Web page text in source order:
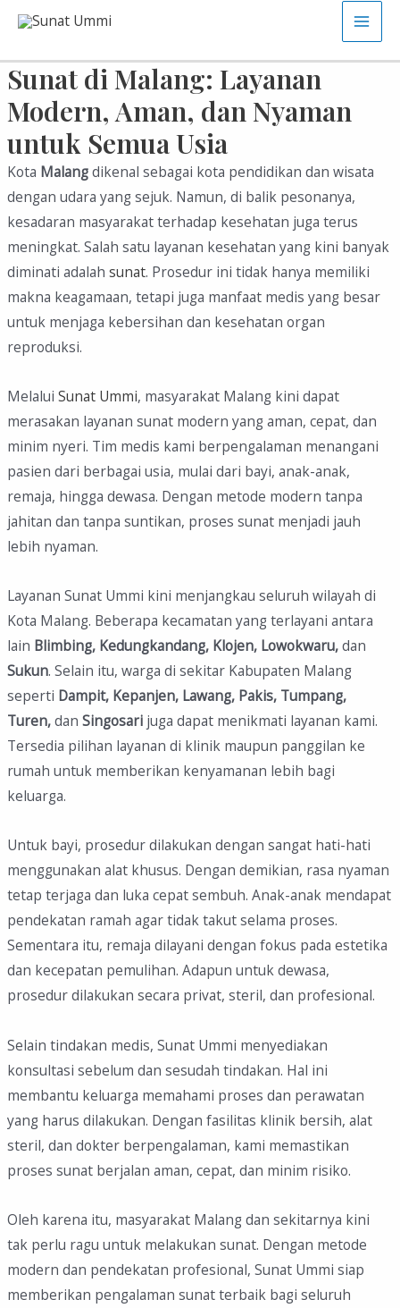
Skip
content
Main
Sunat di Malang: Layanan
Modern, Aman, dan Nyaman
untuk Semua Usia
Kota Malangdikenal sebagai kota pendidikan dan wisata
dengan udara yang sejuk. Namun, di balik pesonanya,
kesadaran masyarakat terhadap kesehatan juga terus
meningkat. Salah satu layanan kesehatan yang kini banyak
diminati adalahsunat. Prosedur ini tidak hanya memiliki
makna keagamaan, tetapi juga manfaat medis yang besar
untuk menjaga kebersihan dan kesehatan organ
reproduksi.
MelaluiSunat Ummi, masyarakat Malang kini dapat
merasakan layanan sunat modern yang aman, cepat, dan
minim nyeri. Tim medis kami berpengalaman menangani
pasien dari berbagai usia, mulai dari bayi, anak-anak,
remaja, hingga dewasa. Dengan metode modern tanpa
jahitan dan tanpa suntikan, proses sunat menjadi jauh
lebih nyaman.
Layanan Sunat Ummi kini menjangkau seluruh wilayah di
Kota Malang. Beberapa kecamatan yang terlayani antara
lain Blimbing, Kedungkandang, Klojen, Lowokwaru,dan
Sukun. Selain itu, warga di sekitar Kabupaten Malang
seperti Dampit, Kepanjen, Lawang, Pakis, Tumpang,
Turen,danSingosari juga dapat menikmati layanan kami.
Tersedia pilihan layanan di klinik maupun panggilan ke
rumah untuk memberikan kenyamanan lebih bagi
keluarga.
Untuk bayi, prosedur dilakukan dengan sangat hati-hati
menggunakan alat khusus. Dengan demikian, rasa nyaman
tetap terjaga dan luka cepat sembuh. Anak-anak mendapat
pendekatan ramah agar tidak takut selama proses.
Sementara itu, remaja dilayani dengan fokus pada estetika
dan kecepatan pemulihan. Adapun untuk dewasa,
prosedur dilakukan secara privat, steril, dan profesional.
Selain tindakan medis, Sunat Ummi menyediakan
konsultasi sebelum dan sesudah tindakan. Hal ini
membantu keluarga memahami proses dan perawatan
yang harus dilakukan. Dengan fasilitas klinik bersih, alat
steril, dan dokter berpengalaman, kami memastikan
proses sunat berjalan aman, cepat, dan minim risiko.
Oleh karena itu, masyarakat Malang dan sekitarnya kini
tak perlu ragu untuk melakukan sunat. Dengan metode
modern dan pendekatan profesional, Sunat Ummi siap
memberikan pengalaman sunat terbaik bagi seluruh